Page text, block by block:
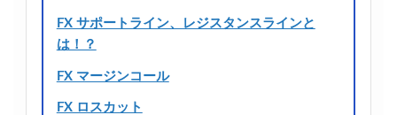
FX サポートライン、レジスタンスラインと
は！？
FX マージンコール
FX ロスカット